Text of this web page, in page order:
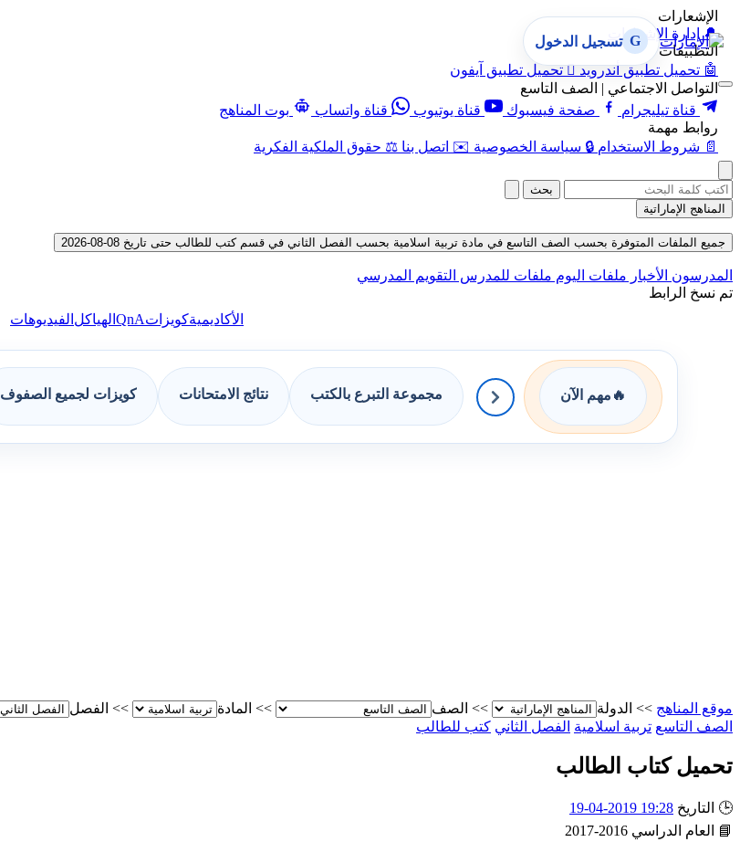
الإشعارات
🔔 إدارة الإشعارات
التطبيقات
🤖 تحميل تطبيق أندرويد  تحميل تطبيق آيفون
التواصل الاجتماعي | الصف التاسع
قناة تيليجرام
صفحة فيسبوك قناة يوتيوب قناة واتساب
بوت المناهج
روابط مهمة
📄 شروط الاستخدام 🔒 سياسة الخصوصية ✉️ اتصل بنا ⚖️ حقوق الملكية الفكرية
G تسجيل الدخول
بحث
المناهج الإماراتية
جميع الملفات المتوفرة بحسب الصف التاسع في مادة تربية اسلامية بحسب الفصل الثاني في قسم كتب للطالب حتى تاريخ 08-08-2026
المدرسون الأخبار ملفات اليوم ملفات للمدرس التقويم المدرسي
تم نسخ الرابط
الأكاديميةكويزاتQnA الهياكل الفيديوهات
🔥 مهم الآن مجموعة التبرع بالكتب نتائج الامتحانات كويزات لجميع الصفوف
موقع المناهج >> الدولة >> الصف >> المادة >> الفصل
الصف التاسع تربية اسلامية الفصل الثاني كتب للطالب
تحميل كتاب الطالب
🕒 التاريخ 19:28 2019-04-19
📘
العام الدراسي 2016-2017